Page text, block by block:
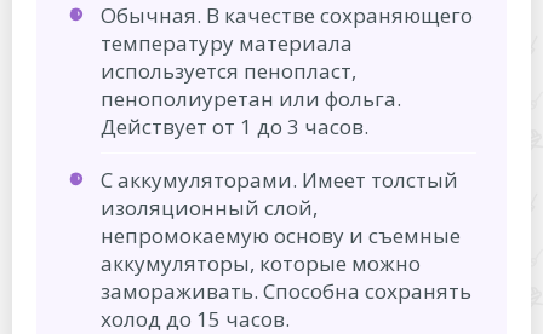
Обычная. В качестве сохраняющего
температуру материала
используется пенопласт,
пенополиуретан или фольга.
Действует от 1 до 3 часов.
С аккумуляторами. Имеет толстый
изоляционный слой,
непромокаемую основу и съемные
аккумуляторы, которые можно
замораживать. Способна сохранять
холод до 15 часов.